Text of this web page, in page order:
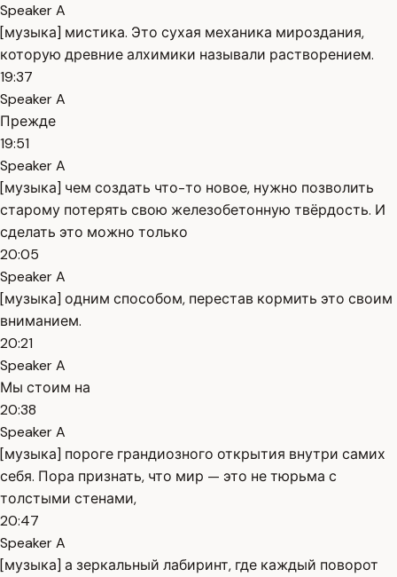
Speaker A
[музыка] мистика. Это сухая механика мироздания,
которую древние алхимики называли растворением.
19:37
Speaker A
Прежде
19:51
Speaker A
[музыка] чем создать что-то новое, нужно позволить
старому потерять свою железобетонную твёрдость. И
сделать это можно только
20:05
Speaker A
[музыка] одним способом, перестав кормить это своим
вниманием.
20:21
Speaker A
Мы стоим на
20:38
Speaker A
[музыка] пороге грандиозного открытия внутри самих
себя. Пора признать, что мир — это не тюрьма с
толстыми стенами,
20:47
Speaker A
[музыка] а зеркальный лабиринт, где каждый поворот